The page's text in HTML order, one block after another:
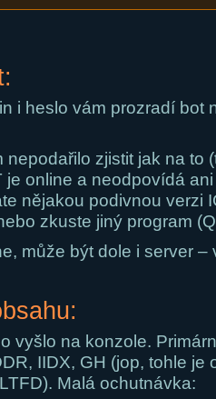
i heslo vám prozradí bot
nepodařilo zjistit jak na to
online a neodpovídá ani
nějakou podivnou verzi
zkuste jiný program
může být dole i server –
vyšlo na konzole.
IIDX, GH (jop, tohle je
Malá ochutnávka: